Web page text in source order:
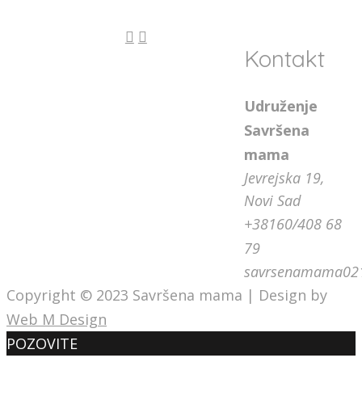
Kontakt
Udruženje
Savršena
mama
Jevrejska 19,
Novi Sad
+38160/408 68
79
Copyright © 2023 Savršena mama | Design by
Web M Design
POZOVITE